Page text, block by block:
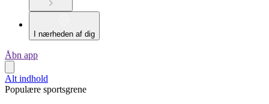
I nærheden af dig
Åbn app
Alt indhold
Populære sportsgrene